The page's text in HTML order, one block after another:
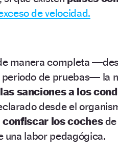
de velocidad.
manera completa
de pruebas— la
sanciones a los
desde el
confiscar los cochesde
una labor pedagógica.